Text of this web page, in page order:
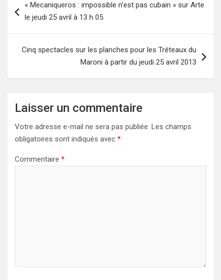
de
« Mecaniqueros : impossible n’est pas cubain » sur Arte
le jeudi 25 avril à 13 h 05
Cinq spectacles sur les planches pour les Tréteaux du
Maroni à partir du jeudi 25 avril 2013
Laisser un commentaire
Votre adresse e-mail ne sera pas publiée. Les champs
obligatoires sont indiqués avec *
Commentaire *